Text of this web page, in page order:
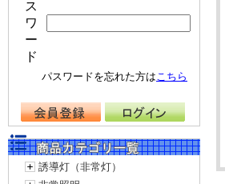
ス
ワ
ー
ド
パスワードを忘れた方はこちら
誘導灯（非常灯）